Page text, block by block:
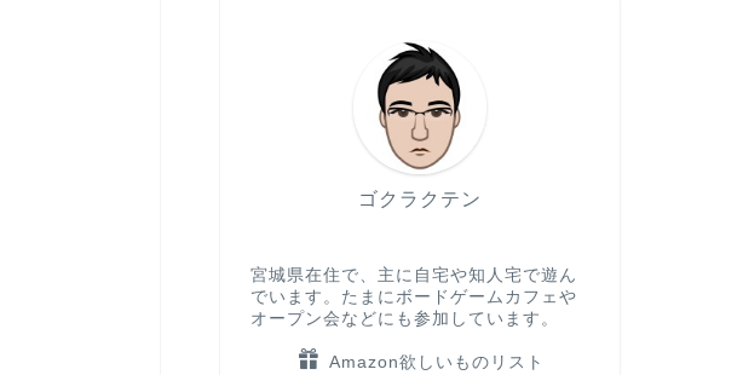
ゴクラクテン
宮城県在住で、主に自宅や知人宅で遊ん
でいます。たまにボードゲームカフェや
オープン会などにも参加しています。
Amazon欲しいものリスト